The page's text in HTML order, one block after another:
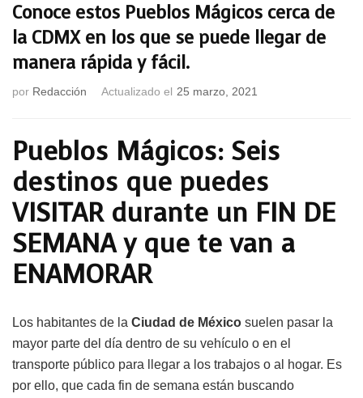
Conoce estos Pueblos Mágicos cerca de
la CDMX en los que se puede llegar de
manera rápida y fácil.
por Redacción Actualizado el 25 marzo, 2021
Pueblos Mágicos: Seis
destinos que puedes
VISITAR durante un FIN DE
SEMANA y que te van a
ENAMORAR
Los habitantes de la Ciudad de México suelen pasar la
mayor parte del día dentro de su vehículo o en el
transporte público para llegar a los trabajos o al hogar. Es
por ello, que cada fin de semana están buscando